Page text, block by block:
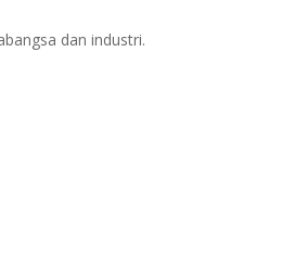
dan industri.